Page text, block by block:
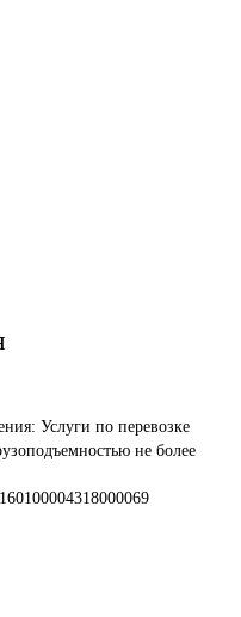
Услуги по перевозке
не более